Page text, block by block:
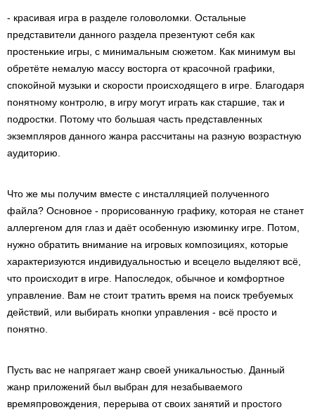
- красивая игра в разделе головоломки. Остальные
представители данного раздела презентуют себя как
простенькие игры, с минимальным сюжетом. Как минимум вы
обретёте немалую массу восторга от красочной графики,
спокойной музыки и скорости происходящего в игре. Благодаря
понятному контролю, в игру могут играть как старшие, так и
подростки. Потому что большая часть представленных
экземпляров данного жанра рассчитаны на разную возрастную
аудиторию.
Что же мы получим вместе с инсталляцией полученного
файла? Основное - прорисованную графику, которая не станет
аллергеном для глаз и даёт особенную изюминку игре. Потом,
нужно обратить внимание на игровых композициях, которые
характеризуются индивидуальностью и всецело выделяют всё,
что происходит в игре. Напоследок, обычное и комфортное
управление. Вам не стоит тратить время на поиск требуемых
действий, или выбирать кнопки управления - всё просто и
понятно.
Пусть вас не напрягает жанр своей уникальностью. Данный
жанр приложений был выбран для незабываемого
времяпровождения, перерыва от своих занятий и простого